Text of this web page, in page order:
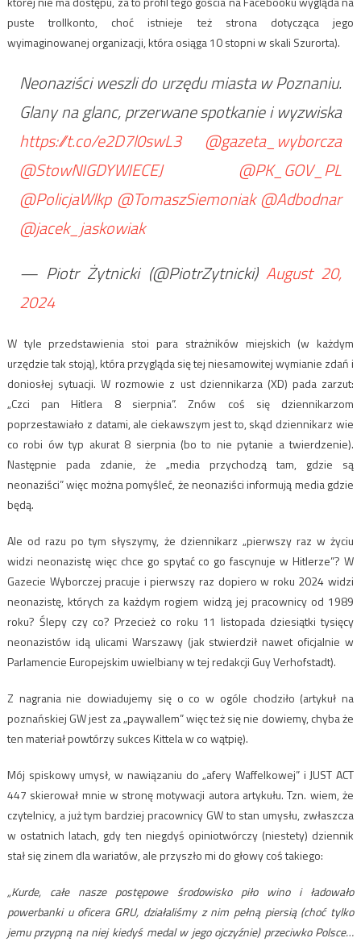
puste trollkonto, choć istnieje też strona dotycząca jego
wyimaginowanej organizacji, która osiąga 10 stopni w skali Szurorta).
Neonaziści weszli do urzędu miasta w Poznaniu.
Glany na glanc, przerwane spotkanie i wyzwiska
https://t.co/e2D7l0swL3
@gazeta_wyborcza
@StowNIGDYWIECEJ
@PK_GOV_PL
@PolicjaWlkp @TomaszSiemoniak @Adbodnar
@jacek_jaskowiak
— Piotr Żytnicki (@PiotrZytnicki) August 20,
2024
W tyle przedstawienia stoi para strażników miejskich (w każdym
urzędzie tak stoją), która przygląda się tej niesamowitej wymianie zdań i
doniosłej sytuacji. W rozmowie z ust dziennikarza (XD) pada zarzut:
„Czci pan Hitlera 8 sierpnia”. Znów coś się dziennikarzom
poprzestawiało z datami, ale ciekawszym jest to, skąd dziennikarz wie
co robi ów typ akurat 8 sierpnia (bo to nie pytanie a twierdzenie).
Następnie pada zdanie, że „media przychodzą tam, gdzie są
neonaziści” więc można pomyśleć, że neonaziści informują media gdzie
będą.
Ale od razu po tym słyszymy, że dziennikarz „pierwszy raz w życiu
widzi neonazistę więc chce go spytać co go fascynuje w Hitlerze”? W
Gazecie Wyborczej pracuje i pierwszy raz dopiero w roku 2024 widzi
neonazistę, których za każdym rogiem widzą jej pracownicy od 1989
roku? Ślepy czy co? Przecież co roku 11 listopada dziesiątki tysięcy
neonazistów idą ulicami Warszawy (jak stwierdził nawet oficjalnie w
Parlamencie Europejskim uwielbiany w tej redakcji Guy Verhofstadt).
Z nagrania nie dowiadujemy się o co w ogóle chodziło (artykuł na
poznańskiej GW jest za „paywallem” więc też się nie dowiemy, chyba że
ten materiał powtórzy sukces Kittela w co wątpię).
Mój spiskowy umysł, w nawiązaniu do „afery Waffelkowej” i JUST ACT
447 skierował mnie w stronę motywacji autora artykułu. Tzn. wiem, że
czytelnicy, a już tym bardziej pracownicy GW to stan umysłu, zwłaszcza
w ostatnich latach, gdy ten niegdyś opiniotwórczy (niestety) dziennik
stał się zinem dla wariatów, ale przyszło mi do głowy coś takiego:
„Kurde, całe nasze postępowe środowisko piło wino i ładowało
powerbanki u oficera GRU, działaliśmy z nim pełną piersią (choć tylko
jemu przypną na niej kiedyś medal w jego ojczyźnie) przeciwko Polsce…